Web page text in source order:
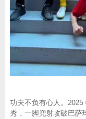
功夫不负有心人。
秀，一脚兜射攻破巴萨